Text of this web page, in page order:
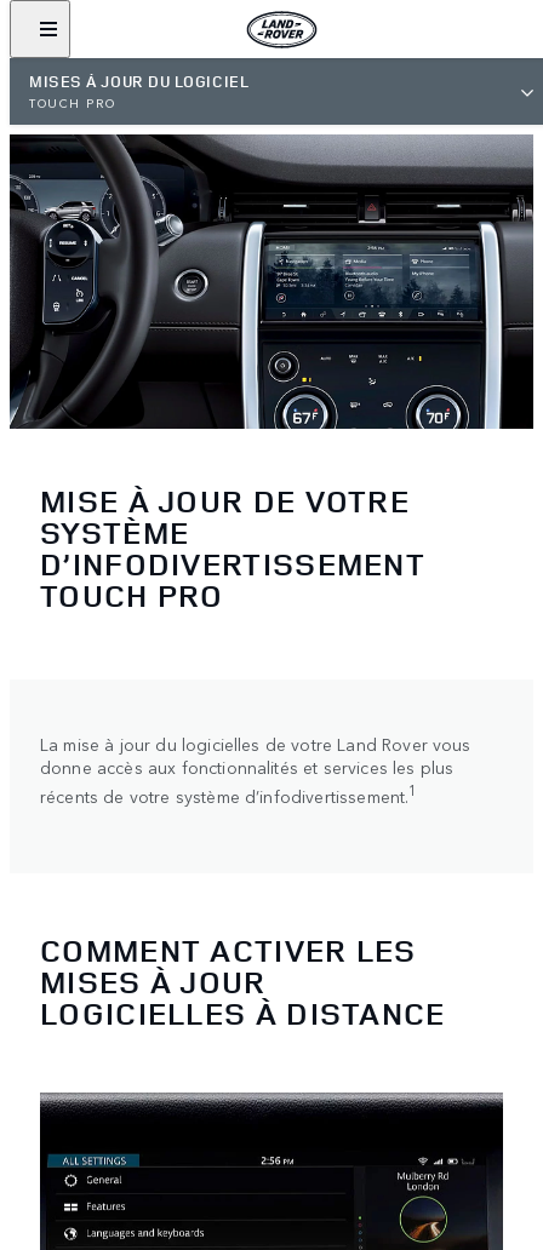
MISES À JOUR DU LOGICIEL
TOUCH PRO
MISE À JOUR DE VOTRE
SYSTÈME
D’INFODIVERTISSEMENT
TOUCH PRO
La mise à jour du logicielles de votre Land Rover vous
donne accès aux fonctionnalités et services les plus
récents de votre système d’infodivertissement.1
COMMENT ACTIVER LES
MISES À JOUR
LOGICIELLES À DISTANCE